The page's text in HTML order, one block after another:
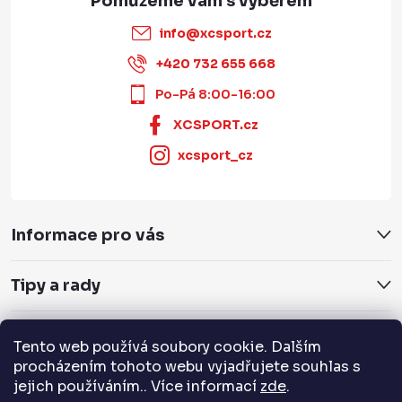
Tento web používá soubory cookie. Dalším
procházením tohoto webu vyjadřujete souhlas s
jejich používáním.. Více informací zde.
info@xcsport.cz
+420 732 655 668
Po-Pá 8:00-16:00
XCSPORT.cz
xcsport_cz
Informace pro vás
Tipy a rady
Servis a služby
Přijímáme online platby